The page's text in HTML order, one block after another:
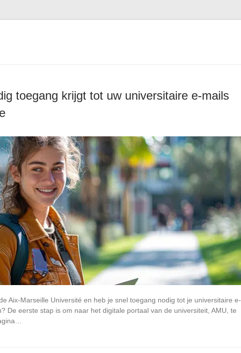
toegang krijgt tot uw universitaire e-mails
Aix-Marseille Université en heb je snel toegang nodig tot je universitaire e-
De eerste stap is om naar het digitale portaal van de universiteit, AMU, te